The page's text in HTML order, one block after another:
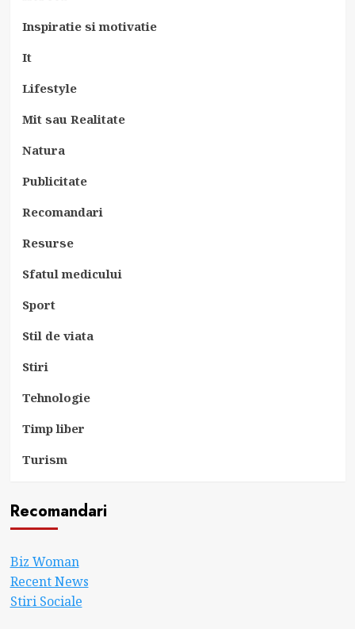
Inspiratie si motivatie
It
Lifestyle
Mit sau Realitate
Natura
Publicitate
Recomandari
Resurse
Sfatul medicului
Sport
Stil de viata
Stiri
Tehnologie
Timp liber
Turism
Recomandari
Biz Woman
Recent News
Stiri Sociale